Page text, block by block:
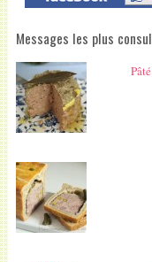
Messages les plus